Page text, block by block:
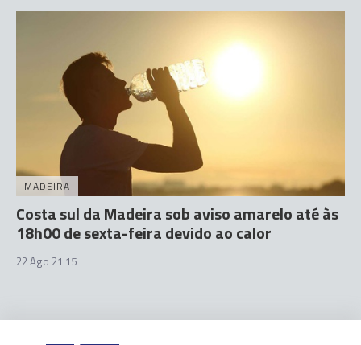
MADEIRA
Costa sul da Madeira sob aviso amarelo até às
18h00 de sexta-feira devido ao calor
22 Ago 21:15